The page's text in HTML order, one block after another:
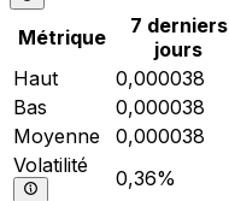
Métrique
7 derniers
jours
Haut
0,000038
Bas
0,000038
Moyenne
0,000038
Volatilité
0,36%